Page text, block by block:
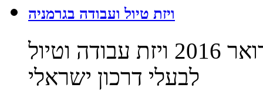
ויזת טיול ועבודה בגרמניה
חדש חדש חדש נכון לסוף פברואר 2016 ויזת עבודה וטיול
לבעלי דרכון ישראלי